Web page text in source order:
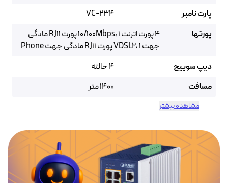
پارت نامبر
VC-234
پورتها
4 پورت اترنت 10/100Mbps، 1 پورت RJ11 مادگی
جهت VDSL2، 1 پورت RJ11 مادگی جهت Phone
دیپ سوییچ
4 حالته
مسافت
1400 متر
مشاهده بیشتر